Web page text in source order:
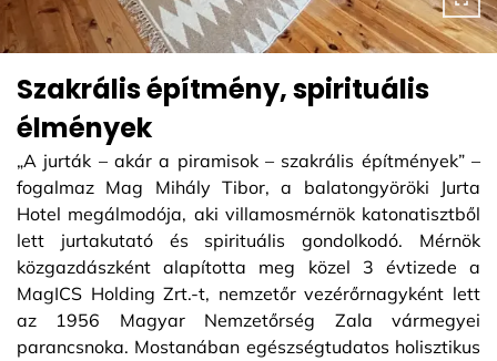
Szakrális építmény, spirituális
élmények
„A jurták – akár a piramisok – szakrális építmények” –
fogalmaz Mag Mihály Tibor, a balatongyöröki Jurta
Hotel megálmodója, aki villamosmérnök katonatisztből
lett jurtakutató és spirituális gondolkodó. Mérnök
közgazdászként alapította meg közel 3 évtizede a
MagICS Holding Zrt.-t, nemzetőr vezérőrnagyként lett
az 1956 Magyar Nemzetőrség Zala vármegyei
parancsnoka. Mostanában egészségtudatos holisztikus